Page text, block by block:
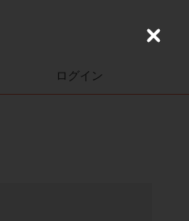
ログイン
C
e